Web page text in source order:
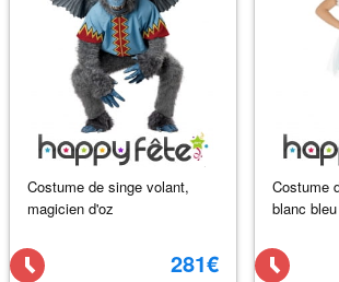
Costume de singe volant,
magicien d'oz
281€
Costume
blanc